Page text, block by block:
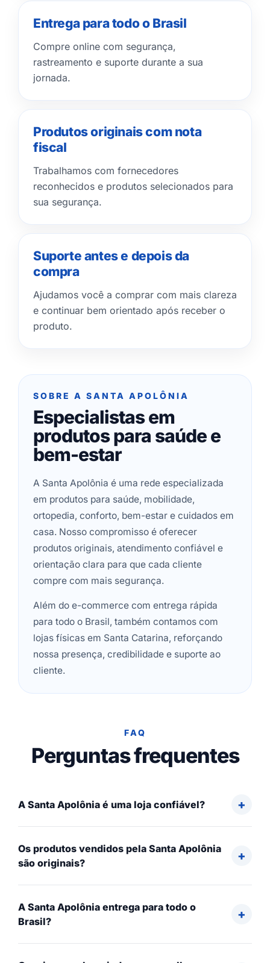
Entrega para todo o Brasil
Compre online com segurança,
rastreamento e suporte durante a sua
jornada.
Produtos originais com nota
fiscal
Trabalhamos com fornecedores
reconhecidos e produtos selecionados para
sua segurança.
Suporte antes e depois da
compra
Ajudamos você a comprar com mais clareza
e continuar bem orientado após receber o
produto.
SOBRE A SANTA APOLÔNIA
Especialistas em
produtos para saúde e
bem-estar
A Santa Apolônia é uma rede especializada
em produtos para saúde, mobilidade,
ortopedia, conforto, bem-estar e cuidados em
casa. Nosso compromisso é oferecer
produtos originais, atendimento confiável e
orientação clara para que cada cliente
compre com mais segurança.
Além do e-commerce com entrega rápida
para todo o Brasil, também contamos com
lojas físicas em Santa Catarina, reforçando
nossa presença, credibilidade e suporte ao
cliente.
FAQ
Perguntas frequentes
A Santa Apolônia é uma loja confiável?
Os produtos vendidos pela Santa Apolônia
são originais?
A Santa Apolônia entrega para todo o
Brasil?